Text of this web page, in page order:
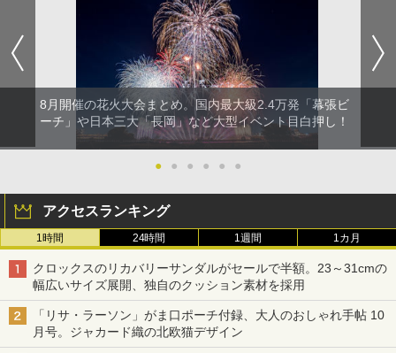
8月開催の花火大会まとめ。国内最大級2.4万発「幕張ビ
ーチ」や日本三大「長岡」など大型イベント目白押し！
● ● ● ● ● ●
アクセスランキング
1時間 24時間 1週間 1カ月
クロックスのリカバリーサンダルがセールで半額。23～31cmの
幅広いサイズ展開、独自のクッション素材を採用
「リサ・ラーソン」がま口ポーチ付録、大人のおしゃれ手帖 10
月号。ジャカード織の北欧猫デザイン